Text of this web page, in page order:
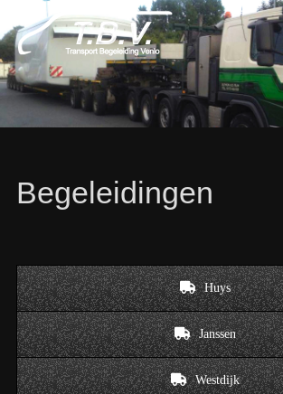
Begeleidingen
Huys
Janssen
Westdijk